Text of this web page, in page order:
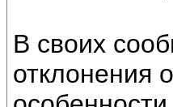
В своих
отклонения